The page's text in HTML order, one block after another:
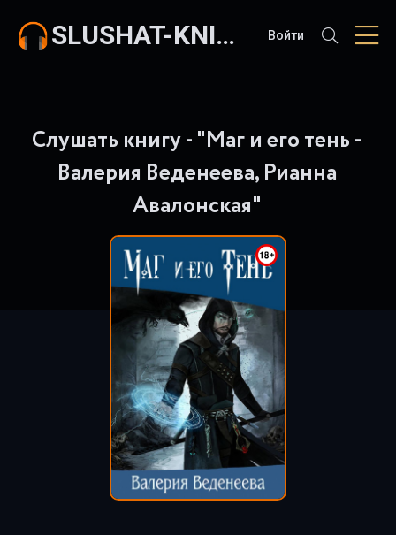
SLUSHAT-KNIGI.COM Войти
Слушать книгу - "Маг и его тень -
Валерия Веденеева, Рианна
Авалонская"